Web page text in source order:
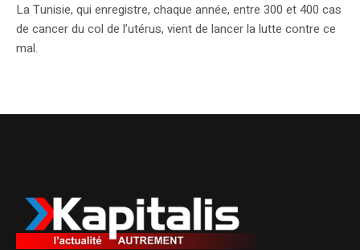
La Tunisie, qui enregistre, chaque année, entre 300 et 400 cas
de cancer du col de l’utérus, vient de lancer la lutte contre ce
mal.